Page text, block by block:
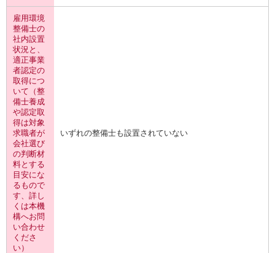
雇用環境
整備士の
社内設置
状況と、
適正事業
者認定の
取得につ
いて（整
備士養成
や認定取
得は対象
求職者が
会社選び
の判断材
料とする
目安にな
るもので
す、詳し
くは本機
構へお問
い合わせ
くださ
い）
いずれの整備士も設置されていない